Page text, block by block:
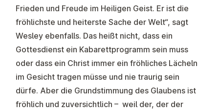
Frieden und Freude im Heiligen Geist. Er ist die
fröhlichste und heiterste Sache der Welt“, sagt
Wesley ebenfalls. Das heißt nicht, dass ein
Gottesdienst ein Kabarettprogramm sein muss
oder dass ein Christ immer ein fröhliches Lächeln
im Gesicht tragen müsse und nie traurig sein
dürfe. Aber die Grundstimmung des Glaubens ist
fröhlich und zuversichtlich – weil der, der der